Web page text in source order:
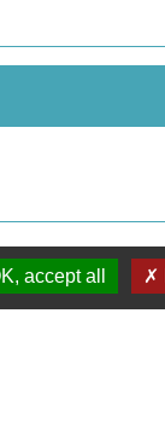
accept all